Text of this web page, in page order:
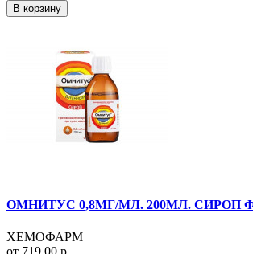
В корзину
ОМНИТУС 0,8МГ/МЛ. 200МЛ.
ХЕМОФАРМ
от 719.00 р.